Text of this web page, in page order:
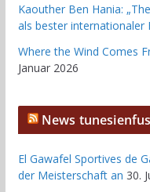
Kaouther Ben Hania:
als bester internationaler
Where the Wind Comes
Januar 2026
News
El Gawafel Sportives de
der Meisterschaft an 30.